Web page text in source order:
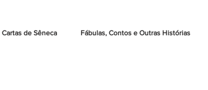
Cartas de Sêneca Fábulas, Contos e Outras Histórias